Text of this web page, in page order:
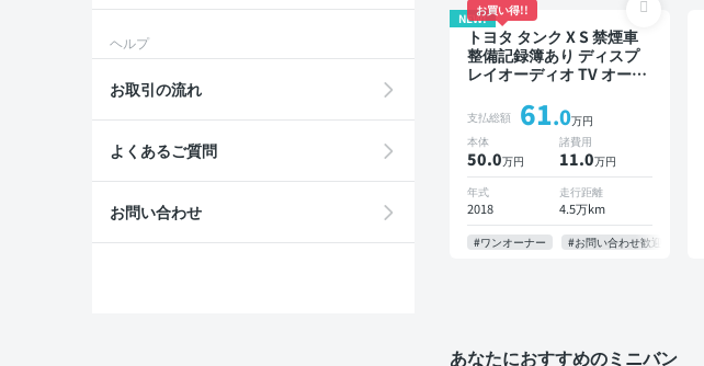
NEW!
お買い得!!
トヨタ タンク X S 禁煙車
整備記録簿あり ディスプ
レイオーディオ TV オート
ETC バックモニター ドラ
イブレコーダー 衝突軽減
片側電動スライドドア
支払総額 61.0万円
本体
50.0万円
諸費用
11.0万円
年式
2018
走行距離
4.5万km
#ワンオーナー #お問い合わせ歓迎
あなたにおすすめのミニバン
ヘルプ
お取引の流れ
よくあるご質問
お問い合わせ